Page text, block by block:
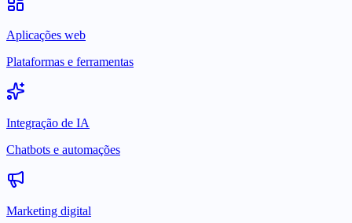
Aplicações web
Plataformas e ferramentas
Integração de IA
Chatbots e automações
Marketing digital